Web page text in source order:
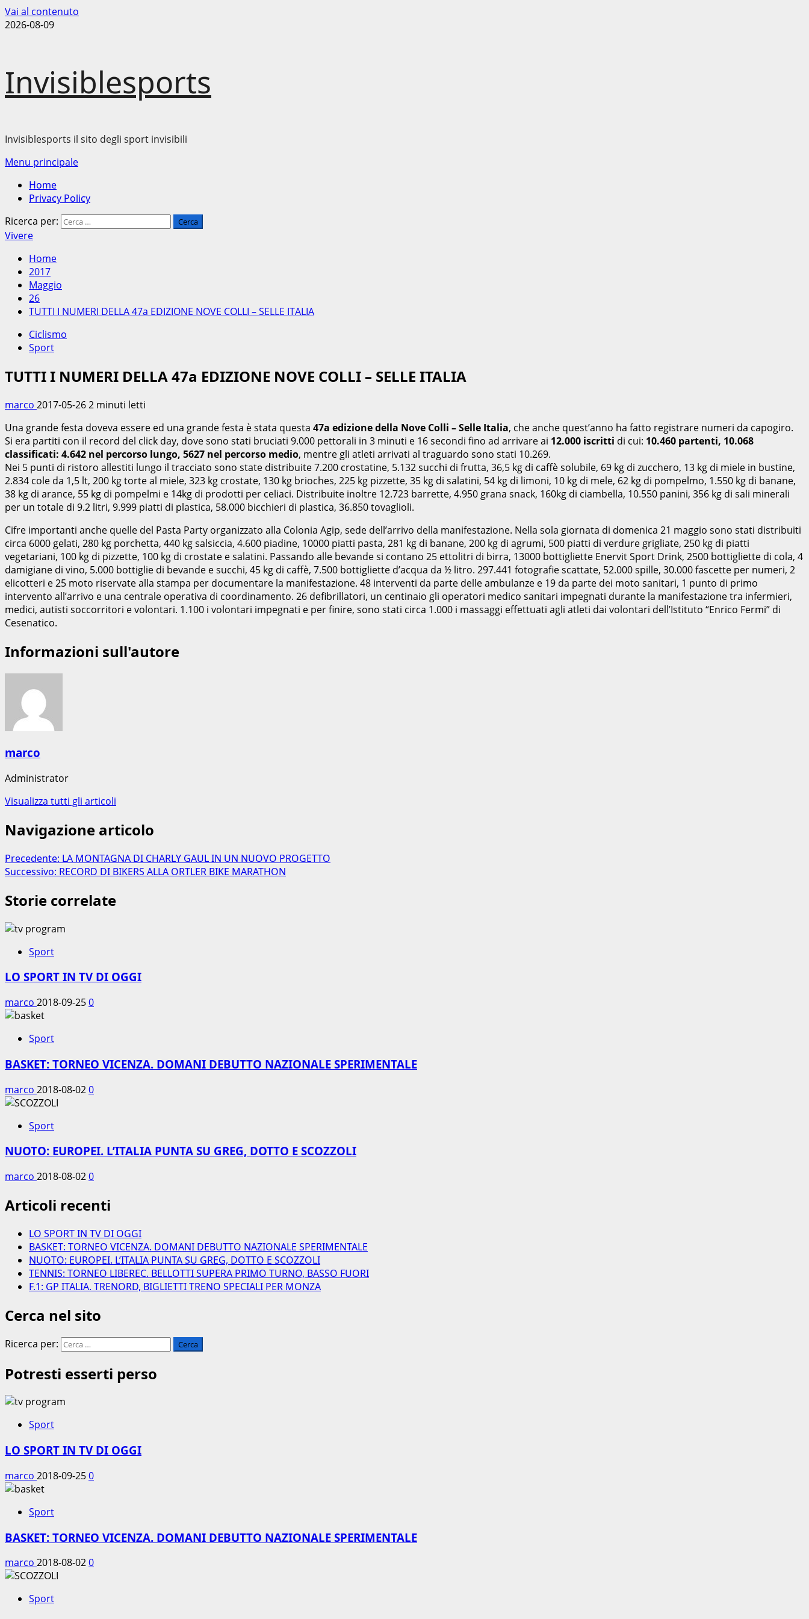
Vai al contenuto
2026-08-09
Invisiblesports
Invisiblesports il sito degli sport invisibili
Menu principale
Home
Privacy Policy
Ricerca per:
Vivere
Home
2017
Maggio
26
TUTTI I NUMERI DELLA 47a EDIZIONE NOVE COLLI – SELLE ITALIA
Ciclismo
Sport
TUTTI I NUMERI DELLA 47a EDIZIONE NOVE COLLI – SELLE ITALIA
marco 2017-05-262 minuti letti
Una grande festa doveva essere ed una grande festa è stata questa 47a edizione della Nove Colli – Selle Italia, che anche quest’anno ha fatto registrare numeri da capogiro.
Si era partiti con il record del click day, dove sono stati bruciati 9.000 pettorali in 3 minuti e 16 secondi fino ad arrivare ai 12.000 iscritti di cui: 10.460 partenti, 10.068
classificati: 4.642 nel percorso lungo, 5627 nel percorso medio, mentre gli atleti arrivati al traguardo sono stati 10.269.
Nei 5 punti di ristoro allestiti lungo il tracciato sono state distribuite 7.200 crostatine, 5.132 succhi di frutta, 36,5 kg di caffè solubile, 69 kg di zucchero, 13 kg di miele in bustine,
2.834 cole da 1,5 lt, 200 kg torte al miele, 323 kg crostate, 130 kg brioches, 225 kg pizzette, 35 kg di salatini, 54 kg di limoni, 10 kg di mele, 62 kg di pompelmo, 1.550 kg di banane,
38 kg di arance, 55 kg di pompelmi e 14kg di prodotti per celiaci. Distribuite inoltre 12.723 barrette, 4.950 grana snack, 160kg di ciambella, 10.550 panini, 356 kg di sali minerali
per un totale di 9.2 litri, 9.999 piatti di plastica, 58.000 bicchieri di plastica, 36.850 tovaglioli.
Cifre importanti anche quelle del Pasta Party organizzato alla Colonia Agip, sede dell’arrivo della manifestazione. Nella sola giornata di domenica 21 maggio sono stati distribuiti
circa 6000 gelati, 280 kg porchetta, 440 kg salsiccia, 4.600 piadine, 10000 piatti pasta, 281 kg di banane, 200 kg di agrumi, 500 piatti di verdure grigliate, 250 kg di piatti
vegetariani, 100 kg di pizzette, 100 kg di crostate e salatini. Passando alle bevande si contano 25 ettolitri di birra, 13000 bottigliette Enervit Sport Drink, 2500 bottigliette di cola, 4
damigiane di vino, 5.000 bottiglie di bevande e succhi, 45 kg di caffè, 7.500 bottigliette d’acqua da ½ litro. 297.441 fotografie scattate, 52.000 spille, 30.000 fascette per numeri, 2
elicotteri e 25 moto riservate alla stampa per documentare la manifestazione. 48 interventi da parte delle ambulanze e 19 da parte dei moto sanitari, 1 punto di primo
intervento all’arrivo e una centrale operativa di coordinamento. 26 defibrillatori, un centinaio gli operatori medico sanitari impegnati durante la manifestazione tra infermieri,
medici, autisti soccorritori e volontari. 1.100 i volontari impegnati e per finire, sono stati circa 1.000 i massaggi effettuati agli atleti dai volontari dell’Istituto “Enrico Fermi” di
Cesenatico.
Informazioni sull'autore
marco
Administrator
Visualizza tutti gli articoli
Navigazione articolo
Precedente: LA MONTAGNA DI CHARLY GAUL IN UN NUOVO PROGETTO
Successivo: RECORD DI BIKERS ALLA ORTLER BIKE MARATHON
Storie correlate
Sport
LO SPORT IN TV DI OGGI
marco 2018-09-250
Sport
BASKET: TORNEO VICENZA. DOMANI DEBUTTO NAZIONALE SPERIMENTALE
marco 2018-08-020
Sport
NUOTO: EUROPEI. L’ITALIA PUNTA SU GREG, DOTTO E SCOZZOLI
marco 2018-08-020
Articoli recenti
LO SPORT IN TV DI OGGI
BASKET: TORNEO VICENZA. DOMANI DEBUTTO NAZIONALE SPERIMENTALE
NUOTO: EUROPEI. L’ITALIA PUNTA SU GREG, DOTTO E SCOZZOLI
TENNIS: TORNEO LIBEREC. BELLOTTI SUPERA PRIMO TURNO, BASSO FUORI
F.1: GP ITALIA. TRENORD, BIGLIETTI TRENO SPECIALI PER MONZA
Cerca nel sito
Ricerca per:
Potresti esserti perso
Sport
LO SPORT IN TV DI OGGI
marco 2018-09-250
Sport
BASKET: TORNEO VICENZA. DOMANI DEBUTTO NAZIONALE SPERIMENTALE
marco 2018-08-020
Sport